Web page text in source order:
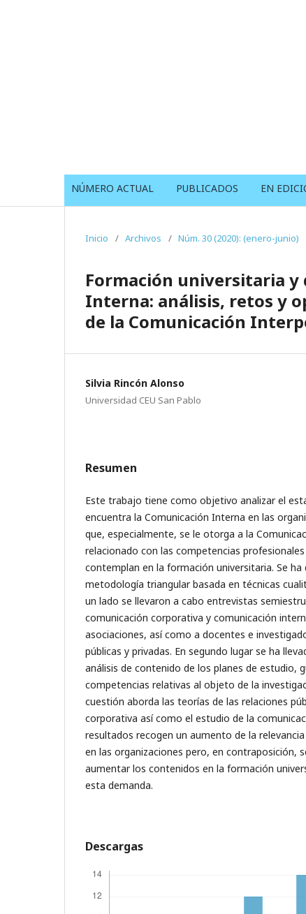
NÚMERO ACTUAL PUBLICADOS EN
Inicio / Archivos / Núm. 30 (2020): (enero-junio)
Formación universitaria
Interna: análisis, retos y
de la Comunicación
Silvia Rincón Alonso
Universidad CEU San Pablo
Resumen
Este trabajo tiene como objetivo analizar el
encuentra la Comunicación Interna en las
que, especialmente, se le otorga a la
relacionado con las competencias
contemplan en la formación universitaria. Se ha
metodología triangular basada en técnicas
un lado se llevaron a cabo entrevistas
comunicación corporativa y comunicación
asociaciones, así como a docentes e
públicas y privadas. En segundo lugar se ha
análisis de contenido de los planes de estudio,
competencias relativas al objeto de la
cuestión aborda las teorías de las relaciones
corporativa así como el estudio de la
resultados recogen un aumento de la
en las organizaciones pero, en contraposición,
aumentar los contenidos en la formación
esta demanda.
Descargas